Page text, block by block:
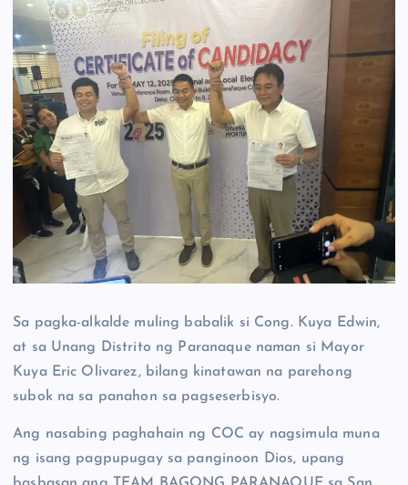
Sa pagka-alkalde muling babalik si Cong. Kuya Edwin,
at sa Unang Distrito ng Paranaque naman si Mayor
Kuya Eric Olivarez, bilang kinatawan na parehong
subok na sa panahon sa pagseserbisyo.
Ang nasabing paghahain ng COC ay nagsimula muna
ng isang pagpupugay sa panginoon Dios, upang